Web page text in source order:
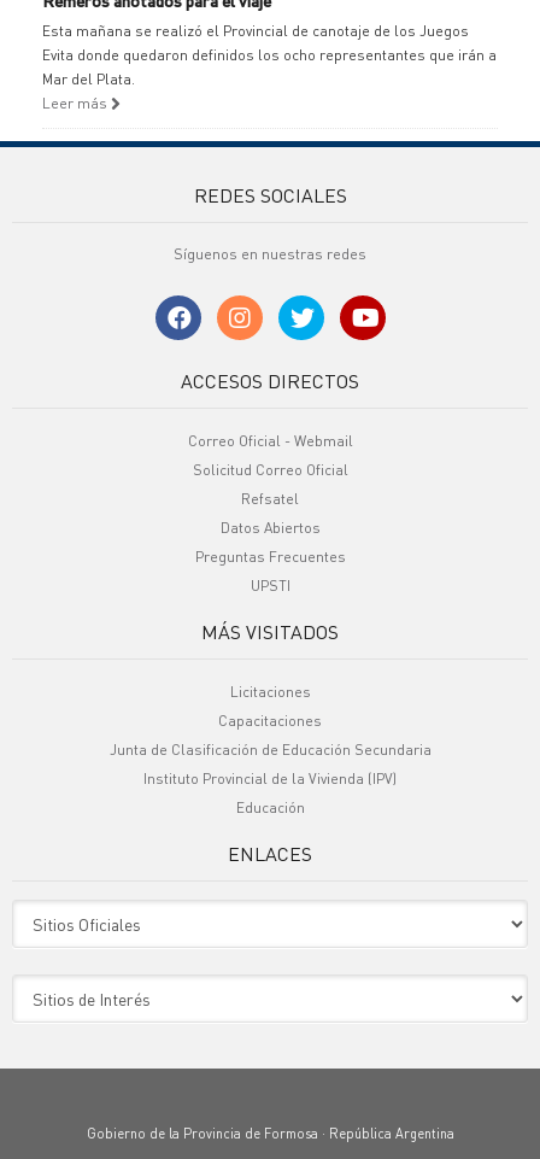
Esta mañana se realizó el Provincial de canotaje de los Juegos
Evita donde quedaron definidos los ocho representantes que irán a
Mar del Plata.
Leer más
REDES SOCIALES
Síguenos en nuestras redes
ACCESOS DIRECTOS
Correo Oficial - Webmail
Solicitud Correo Oficial
Refsatel
Datos Abiertos
Preguntas Frecuentes
UPSTI
MÁS VISITADOS
Licitaciones
Capacitaciones
Junta de Clasificación de Educación Secundaria
Instituto Provincial de la Vivienda (IPV)
Educación
ENLACES
Gobierno de la Provincia de Formosa · República Argentina